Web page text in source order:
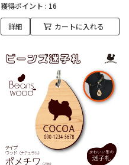
獲得ポイント : 16
詳細 カートに入れる